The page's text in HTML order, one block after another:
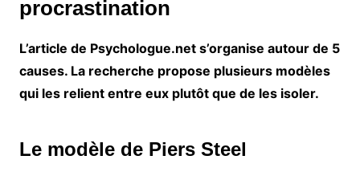
procrastination
L’article de Psychologue.net s’organise autour de 5
causes. La recherche propose plusieurs modèles
qui les relient entre eux plutôt que de les isoler.
Le modèle de Piers Steel